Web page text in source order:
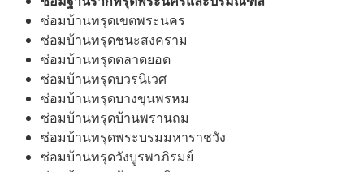
ซ่อมบ้านทรุดเขตพระนคร
ซ่อมบ้านทรุดชนะสงคราม
ซ่อมบ้านทรุดตลาดยอด
ซ่อมบ้านทรุดบวรนิเวศ
ซ่อมบ้านทรุดบางขุนพรหม
ซ่อมบ้านทรุดบ้านพรานถม
ซ่อมบ้านทรุดพระบรมมหาราชวัง
ซ่อมบ้านทรุดวังบูรพาภิรมย์